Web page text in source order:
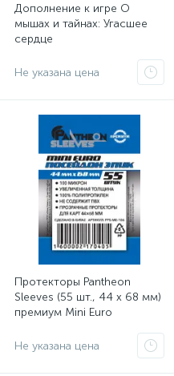
Дополнение к игре О
мышах и тайнах: Угасшее
сердце
Не указана цена
Протекторы Pantheon
Sleeves (55 шт., 44 x 68 мм)
премиум Mini Euro
Не указана цена